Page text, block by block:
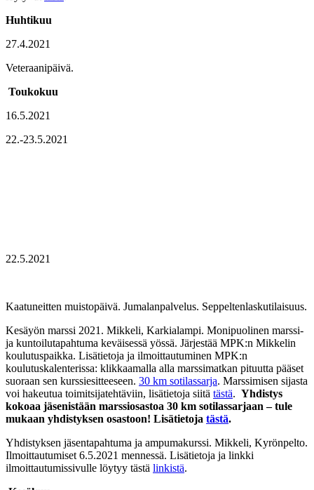
Huhtikuu
27.4.2021
Veteraanipäivä.
Toukokuu
16.5.2021
22.-23.5.2021
22.5.2021
Kaatuneitten muistopäivä. Jumalanpalvelus. Seppeltenlaskutilaisuus.
Kesäyön marssi 2021. Mikkeli, Karkialampi. Monipuolinen marssi-
ja kuntoilutapahtuma keväisessä yössä. Järjestää MPK:n Mikkelin
koulutuspaikka. Lisätietoja ja ilmoittautuminen MPK:n
koulutuskalenterissa: klikkaamalla alla marssimatkan pituutta pääset
suoraan sen kurssiesitteeseen. 30 km sotilassarja. Marssimisen sijasta
voi hakeutua toimitsijatehtäviin, lisätietoja siitä tästä. Yhdistys
kokoaa jäsenistään marssiosastoa 30 km sotilassarjaan – tule
mukaan yhdistyksen osastoon! Lisätietoja tästä.
Yhdistyksen jäsentapahtuma ja ampumakurssi. Mikkeli, Kyrönpelto.
Ilmoittautumiset 6.5.2021 mennessä. Lisätietoja ja linkki
ilmoittautumissivulle löytyy tästä linkistä.